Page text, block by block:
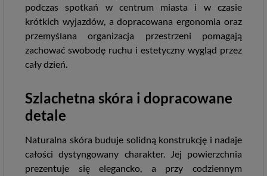
podczas spotkań w centrum miasta i w czasie
krótkich wyjazdów, a dopracowana ergonomia oraz
przemyślana organizacja przestrzeni pomagają
zachować swobodę ruchu i estetyczny wygląd przez
cały dzień.
Szlachetna skóra i dopracowane
detale
Naturalna skóra buduje solidną konstrukcję i nadaje
całości dystyngowany charakter. Jej powierzchnia
prezentuje się elegancko, a przy codziennym